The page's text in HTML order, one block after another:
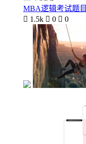
MBA逻辑考试题
 1.5k  0  0